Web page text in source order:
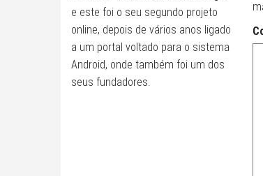
e este foi o seu segundo projeto
online, depois de vários anos ligado
a um portal voltado para o sistema
Android, onde também foi um dos
seus fundadores.